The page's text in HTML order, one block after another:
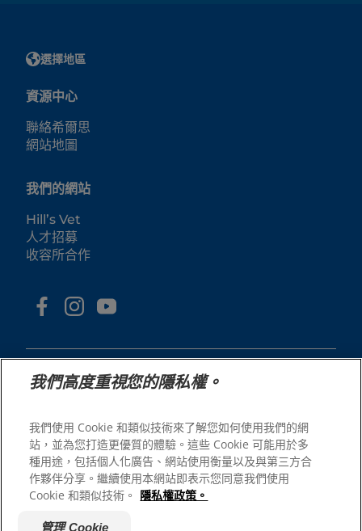
選擇地區
資源中心
聯絡希爾思
網站地圖
我們的網站
Hill’s Vet
人才招募
收容所合作
© 2025 Hill's Pet Nutrition, Inc.
All rights reserved.
As used herein, denotes registered trademark status
in the U.S. only; registration status in other
geographies may be different. Your use of this site is
subject to our terms.
我們高度重視您的隱私權。
我們使用 Cookie 和類似技術來了解您如何使用我們的網
站，並為您打造更優質的體驗。這些 Cookie 可能用於多
種用途，包括個人化廣告、網站使用衡量以及與第三方合
作夥伴分享。繼續使用本網站即表示您同意我們使用
Cookie 和類似技術。 隱私權政策。
管理 Cookie